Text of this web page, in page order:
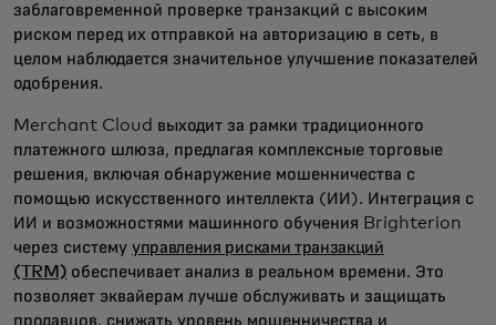
заблаговременной проверке транзакций с высоким
риском перед их отправкой на авторизацию в сеть, в
целом наблюдается значительное улучшение показателей
одобрения.
Merchant Cloud выходит за рамки традиционного
платежного шлюза, предлагая комплексные торговые
решения, включая обнаружение мошенничества с
помощью искусственного интеллекта (ИИ). Интеграция с
ИИ и возможностями машинного обучения Brighterion
через систему управления рисками транзакций
(TRM) обеспечивает анализ в реальном времени. Это
позволяет эквайерам лучше обслуживать и защищать
продавцов, снижать уровень мошенничества и